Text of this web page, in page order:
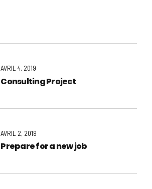
AVRIL 4, 2019
Consulting Project
AVRIL 2, 2019
Prepare for a new job